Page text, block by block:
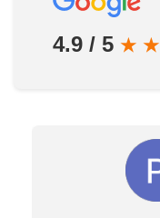
4.9 / 5 ★ ★